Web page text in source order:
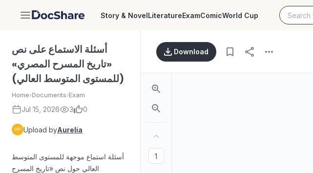
DocShare Story & NovelLiteratureExamComicWorld Cup
أسئلة الاستماع على نص
«تاريخ المسرح المصري»
(للمستوى المتوسط العالي)
Home›Documents›Exam
Jul 15, 2026 3 0
Upload byAurelia
أسئلة استماع موجهة للمستوى المتوسط
العالي حول نص «تاريخ المسرح
Download